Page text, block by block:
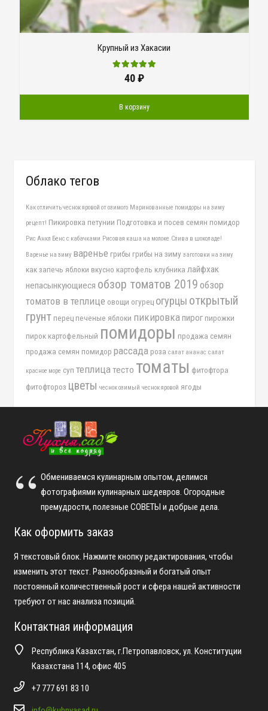
Крупный из Хакасии
40₽
В корзину
Облако тегов
Как отличить чеснок яровой от озимого Маринованные помидоры на зиму
рецепт! Пикировка петунии Подготовка и посев семян помидор
Рис Анкл Бенс с кабачками Рисовая каша на молоке Слива в шоколаде!
Варенье на зиму варенье грибы грибы на зиму заготовки на зиму
как запечь яблоки вкусно картофель клубника лайфхак
непасынкующиеся обзор томатов 2019 обзор
томатов в теплице овощи огурец огурцы открытый
грунт перец печеные яблоки пикировка пирог пирожки
пирок картофельный помидоры продажа семян
продажа семян помидор рассада роза салат ананас салат
красное море суп теплица тесто томаты фитофтора
фитофтороз цветы чеснок озимый чеснок яровой ягоды
Обмениваемся кулинарным опытом, делимся
фотографиями кулинарных шедевров. Огородные
премудрости, полезные СОВЕТЫ и добрые дела.
Как оформить заказ
Я текстовый блок. Нажмите кнопку редактирования, чтобы
изменить этот текст. Разнообразный и богатый опыт
постоянный количественный рост и сфера нашей активности
требуют от нас анализа позиций.
Контактная информация
Республика Казахстан, г.Петропавловск, ул. Конституции
Казахстана 114, офис 405
+7 777 691 83 10